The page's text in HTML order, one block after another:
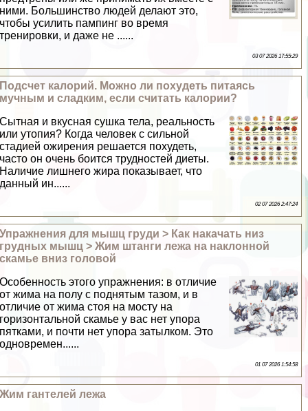
ними. Большинство людей делают это,
чтобы усилить пампинг во время
тренировки, и даже не ......
03 07 2026 17:55:29
Подсчет калорий. Можно ли похудеть питаясь
мучным и сладким, если считать калории?
Сытная и вкусная сушка тела, реальность
или утопия? Когда человек с сильной
стадией ожирения решается похудеть,
часто он очень боится трудностей диеты.
Наличие лишнего жира показывает, что
данный ин......
02 07 2026 2:47:24
Упражнения для мышц гpyди > Как накачать низ
грудных мышц > Жим штанги лежа на наклонной
скамье вниз головой
Особенность этого упражнения: в отличие
от жима на полу с поднятым тазом, и в
отличие от жима стоя на мосту на
горизонтальной скамье у вас нет упора
пятками, и почти нет упора затылком. Это
одновремен......
01 07 2026 1:54:58
Жим гантелей лежа